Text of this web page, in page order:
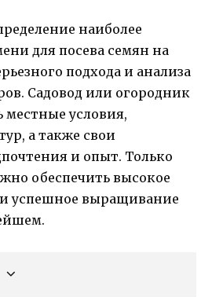
наиболее
для посева семян на
подхода и анализа
Садовод или огородник
местные условия,
а также свои
и опыт. Только
обеспечить высокое
и успешное выращивание